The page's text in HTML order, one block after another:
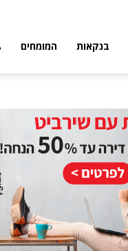
בנקאות המומחים